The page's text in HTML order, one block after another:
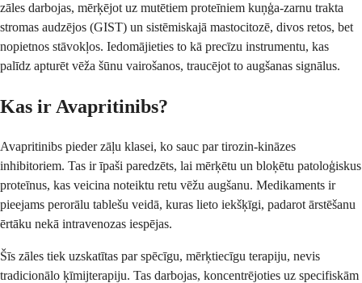
zāles darbojas, mērķējot uz mutētiem proteīniem kuņģa-zarnu trakta
stromas audzējos (GIST) un sistēmiskajā mastocitozē, divos retos, bet
nopietnos stāvokļos. Iedomājieties to kā precīzu instrumentu, kas
palīdz apturēt vēža šūnu vairošanos, traucējot to augšanas signālus.
Kas ir Avapritinibs?
Avapritinibs pieder zāļu klasei, ko sauc par tirozin-kināzes
inhibitoriem. Tas ir īpaši paredzēts, lai mērķētu un bloķētu patoloģiskus
proteīnus, kas veicina noteiktu retu vēžu augšanu. Medikaments ir
pieejams perorālu tablešu veidā, kuras lieto iekšķīgi, padarot ārstēšanu
ērtāku nekā intravenozas iespējas.
Šīs zāles tiek uzskatītas par spēcīgu, mērķtiecīgu terapiju, nevis
tradicionālo ķīmijterapiju. Tas darbojas, koncentrējoties uz specifiskām